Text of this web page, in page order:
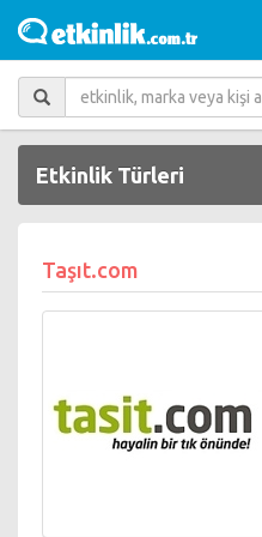
Etkinlik Türleri
Taşıt.com